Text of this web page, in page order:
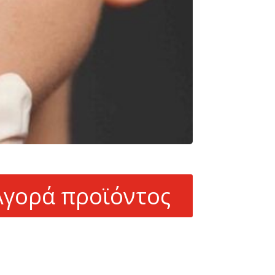
προϊόντος